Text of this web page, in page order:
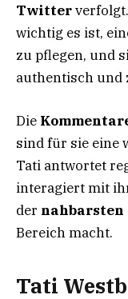
Twitter
wichtig es ist,
zu pflegen, und
authentisch und
Die
sind für sie eine
Tati antwortet
interagiert mit
der
Bereich macht.
Tati